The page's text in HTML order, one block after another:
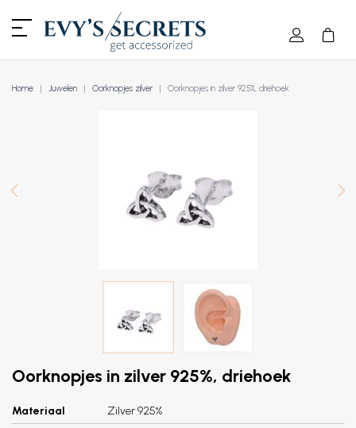
Home Juwelen Oorknopjes zilver Oorknopjes in zilver 925%, driehoek
Oorknopjes in zilver 925%, driehoek
Materiaal
Zilver 925%